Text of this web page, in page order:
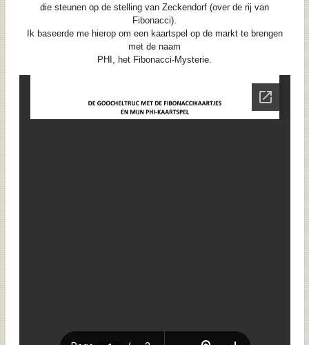
die steunen op de stelling van Zeckendorf (over de rij van
Fibonacci).
Ik baseerde me hierop om een kaartspel op de markt te brengen
met de naam
PHI, het Fibonacci-Mysterie.